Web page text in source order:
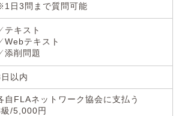
日3問まで質問可能
テキスト
テキスト
添削問題
以内
自FLAネットワーク協会に支払う
/5,000円